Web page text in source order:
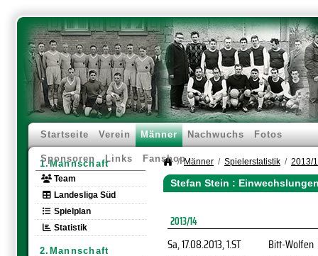
Startseite Verein Männer Nachwuchs Fotos
Sponsoren Links Fanshop
1.Mannschaft
Team
Landesliga Süd
Spielplan
Statistik
2.Mannschaft
Männer Spielerstatistik 2013/
Stefan Stein :
2013/14
Sa, 17.08.2013, 1.ST Bitt-Wolfen